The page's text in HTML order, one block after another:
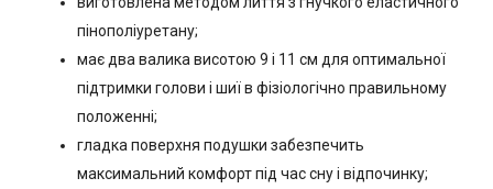
пінополіуретану;
має два валика висотою 9 і 11 см для оптимальної
підтримки голови і шиї в фізіологічно правильному
положенні;
гладка поверхня подушки забезпечить
максимальний комфорт під час сну і відпочинку;